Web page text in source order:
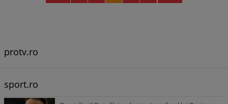
protv.ro
sport.ro